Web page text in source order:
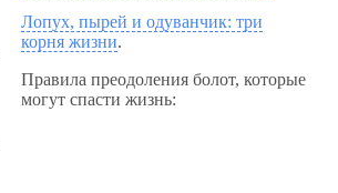
Лопух, пырей и одуванчик: три
корня жизни.
Правила преодоления болот, которые
могут спасти жизнь: